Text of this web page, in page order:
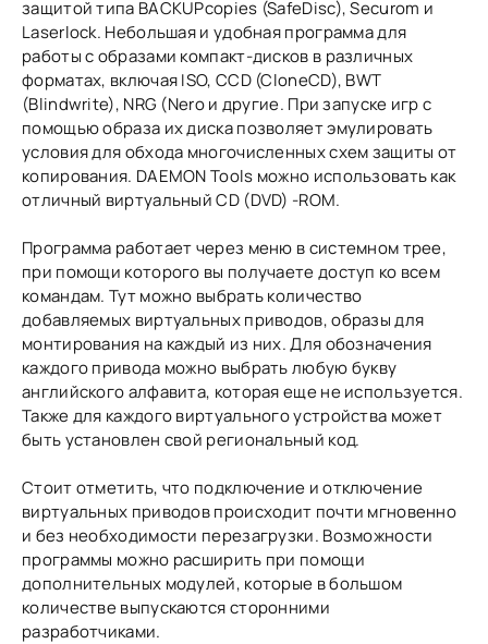
защитой типа BACKUPcopies (SafeDisc), Securom и
Laserlock. Небольшая и удобная программа для
работы с образами компакт-дисков в различных
форматах, включая ISO, CCD (CloneCD), BWT
(Blindwrite), NRG (Nero и другие. При запуске игр с
помощью образа их диска позволяет эмулировать
условия для обхода многочисленных схем защиты от
копирования. DAEMON Tools можно использовать как
отличный виртуальный CD (DVD) -ROM.
Программа работает через меню в системном трее,
при помощи которого вы получаете доступ ко всем
командам. Тут можно выбрать количество
добавляемых виртуальных приводов, образы для
монтирования на каждый из них. Для обозначения
каждого привода можно выбрать любую букву
английского алфавита, которая еще не используется.
Также для каждого виртуального устройства может
быть установлен свой региональный код.
Стоит отметить, что подключение и отключение
виртуальных приводов происходит почти мгновенно
и без необходимости перезагрузки. Возможности
программы можно расширить при помощи
дополнительных модулей, которые в большом
количестве выпускаются сторонними
разработчиками.